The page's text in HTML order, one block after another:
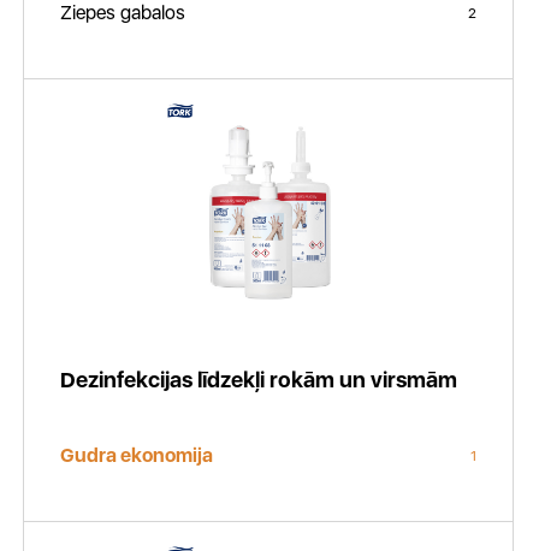
Ziepes gabalos 2
Dezinfekcijas līdzekļi rokām un virsmām
Gudra ekonomija 1